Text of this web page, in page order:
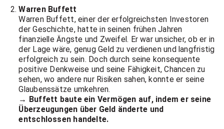
Warren Buffett
Warren Buffett, einer der erfolgreichsten Investoren
der Geschichte, hatte in seinen frühen Jahren
finanzielle Ängste und Zweifel. Er war unsicher, ob er in
der Lage wäre, genug Geld zu verdienen und langfristig
erfolgreich zu sein. Doch durch seine konsequente
positive Denkweise und seine Fähigkeit, Chancen zu
sehen, wo andere nur Risiken sahen, konnte er seine
Glaubenssätze umkehren.
→ Buffett baute ein Vermögen auf, indem er seine
Überzeugungen über Geld änderte und
entschlossen handelte.